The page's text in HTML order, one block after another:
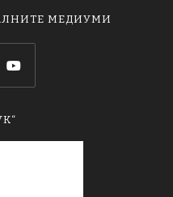
МЕДИУМИ